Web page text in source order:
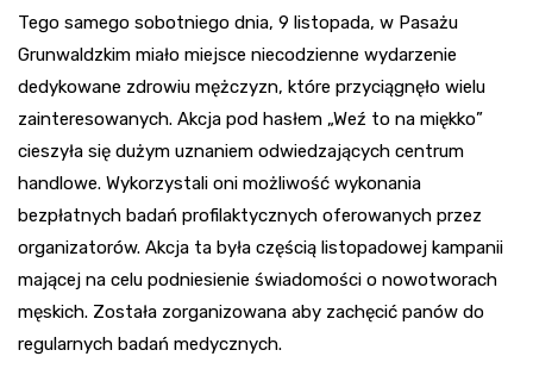
Tego samego sobotniego dnia, 9 listopada, w Pasażu
Grunwaldzkim miało miejsce niecodzienne wydarzenie
dedykowane zdrowiu mężczyzn, które przyciągnęło wielu
zainteresowanych. Akcja pod hasłem „Weź to na miękko”
cieszyła się dużym uznaniem odwiedzających centrum
handlowe. Wykorzystali oni możliwość wykonania
bezpłatnych badań profilaktycznych oferowanych przez
organizatorów. Akcja ta była częścią listopadowej kampanii
mającej na celu podniesienie świadomości o nowotworach
męskich. Została zorganizowana aby zachęcić panów do
regularnych badań medycznych.